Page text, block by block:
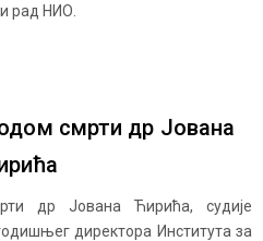
рад НИО.
смрти др Јована
др Јована Ћирића, судије
директора Института за